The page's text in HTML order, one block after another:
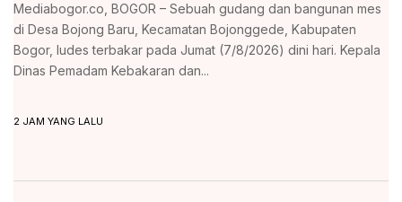
Mediabogor.co, BOGOR – Sebuah gudang dan bangunan mes
di Desa Bojong Baru, Kecamatan Bojonggede, Kabupaten
Bogor, ludes terbakar pada Jumat (7/8/2026) dini hari. Kepala
Dinas Pemadam Kebakaran dan...
2 JAM YANG LALU